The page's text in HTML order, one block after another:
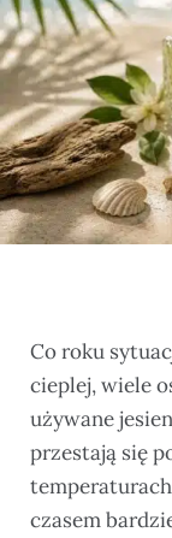
Co roku
cieplej, wiele
używane
przestają się
czasem